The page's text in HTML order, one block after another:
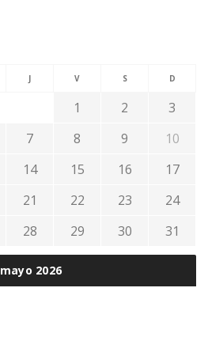
mayo 2026
J V S D
1 2
3
7 8 9
10
14 15 16
17
21 22 23
24
28 29 30 31